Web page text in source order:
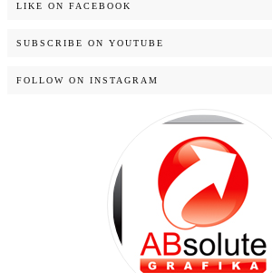
LIKE ON FACEBOOK
SUBSCRIBE ON YOUTUBE
FOLLOW ON INSTAGRAM